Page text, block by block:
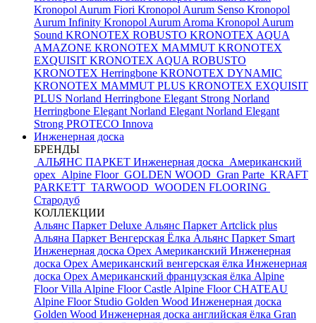
Kronopol Aurum Fiori Kronopol Aurum Senso Kronopol
Aurum Infinity Kronopol Aurum Aroma Kronopol Aurum
Sound KRONOTEX ROBUSTO KRONOTEX AQUA
AMAZONE KRONOTEX MAMMUT KRONOTEX
EXQUISIT KRONOTEX AQUA ROBUSTO
KRONOTEX Herringbone KRONOTEX DYNAMIC
KRONOTEX MAMMUT PLUS KRONOTEX EXQUISIT
PLUS Norland Herringbone Elegant Strong Norland
Herringbone Elegant Norland Elegant Norland Elegant
Strong PROTECO Innova
Инженерная доска
БРЕНДЫ
АЛЬЯНС ПАРКЕТ Инженерная доска Американский
орех Alpine Floor GOLDEN WOOD Gran Parte KRAFT
PARKETT TARWOOD WOODEN FLOORING
Стародуб
КОЛЛЕКЦИИ
Альянс Паркет Deluxe Альянс Паркет Artclick plus
Альяна Паркет Венгерская Ёлка Альянс Паркет Smart
Инженерная доска Орех Американский Инженерная
доска Орех Американский венгерская ёлка Инженерная
доска Орех Американский французская ёлка Alpine
Floor Villa Alpine Floor Castle Alpine Floor CHATEAU
Alpine Floor Studio Golden Wood Инженерная доска
Golden Wood Инженерная доска английская ёлка Gran